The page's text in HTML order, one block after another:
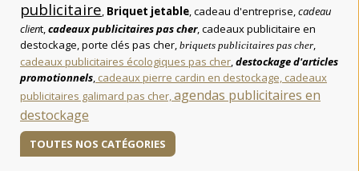
publicitaire Briquet jetable , cadeau d'entreprise, cadeau
client, cadeaux publicitaires pas cher, cadeaux publicitaire en
destockage, porte clés pas cher, briquets publicitaires pas cher
cadeaux publicitaires écologiques pas cher destockage d'articles
promotionnels cadeaux pierre cardin en destockage, cadeaux
publicitaires galimard pas cher, agendas publicitaires en
destockage
TOUTES NOS CATÉGORIES